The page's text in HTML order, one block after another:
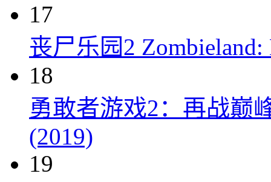
17
丧尸乐园2 Zombieland:
18
勇敢者游戏2：再战巅
(2019)
19